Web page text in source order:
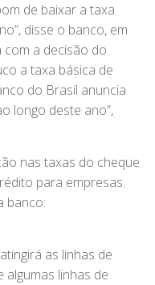
de baixar a taxa
disse o banco, em
com a decisão do
a taxa básica de
do Brasil anuncia
longo deste ano”,
nas taxas do cheque
para empresas.
banco:
as linhas de
algumas linhas de